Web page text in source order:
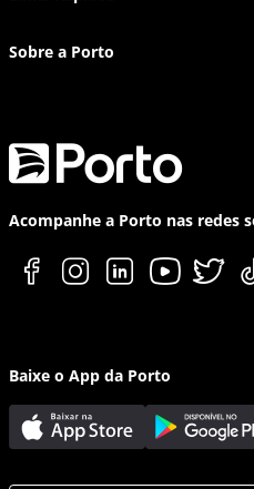
Sobre a Porto
Acompanhe a Porto nas redes
Baixe o App da Porto